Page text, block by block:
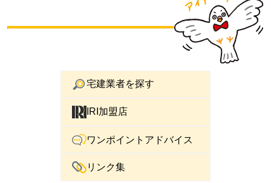
宅建業者を探す
IRI加盟店
ワンポイントアドバイス
リンク集